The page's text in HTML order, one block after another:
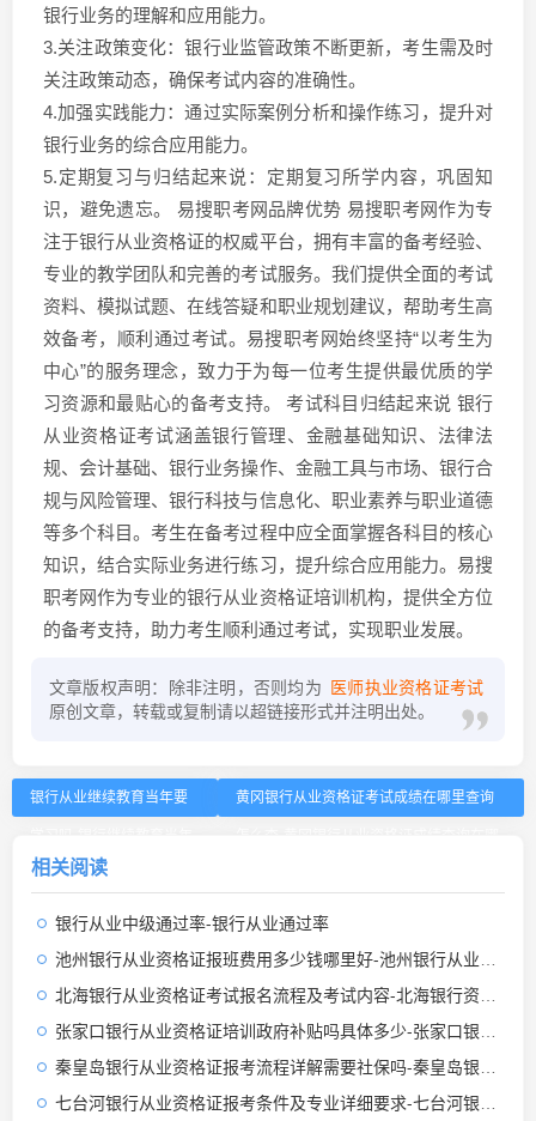
银行业务的理解和应用能力。
3.关注政策变化：银行业监管政策不断更新，考生需及时
关注政策动态，确保考试内容的准确性。
4.加强实践能力：通过实际案例分析和操作练习，提升对
银行业务的综合应用能力。
5.定期复习与归结起来说：定期复习所学内容，巩固知
识，避免遗忘。 易搜职考网品牌优势 易搜职考网作为专
注于银行从业资格证的权威平台，拥有丰富的备考经验、
专业的教学团队和完善的考试服务。我们提供全面的考试
资料、模拟试题、在线答疑和职业规划建议，帮助考生高
效备考，顺利通过考试。易搜职考网始终坚持“以考生为
中心”的服务理念，致力于为每一位考生提供最优质的学
习资源和最贴心的备考支持。 考试科目归结起来说 银行
从业资格证考试涵盖银行管理、金融基础知识、法律法
规、会计基础、银行业务操作、金融工具与市场、银行合
规与风险管理、银行科技与信息化、职业素养与职业道德
等多个科目。考生在备考过程中应全面掌握各科目的核心
知识，结合实际业务进行练习，提升综合应用能力。易搜
职考网作为专业的银行从业资格证培训机构，提供全方位
的备考支持，助力考生顺利通过考试，实现职业发展。
文章版权声明：除非注明，否则均为
医师执业资格证考试
原创文章，转载或复制请以超链接形式并注明出处。
银行从业继续教育当年要
要学
黄冈银行从业资格证考试成绩在哪里查询
相关阅读
银行从业中级通过率-银行从业通过率
池州银行从业资格证报班费用多少钱哪里好-池州银行从业资格证报班费用多处可选
北海银行从业资格证考试报名流程及考试内容-北海银行资格证报名流程
张家口银行从业资格证培训政府补贴吗具体多少-张家口银行从业资格证补贴多少
秦皇岛银行从业资格证报考流程详解需要社保吗-秦皇岛银行从业资格证报考需社保
七台河银行从业资格证报考条件及专业详细要求-七台河银行从业资格证报考条件